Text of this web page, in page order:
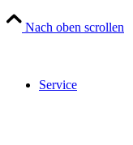
Service
Nach oben scrollen